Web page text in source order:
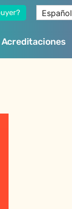
Español
Acreditaciones